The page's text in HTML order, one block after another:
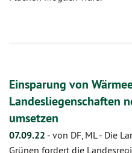
Einsparung von
Landesliegenschaften
umsetzen
07.09.22 - von DF, ML- Die
Grünen fordert die